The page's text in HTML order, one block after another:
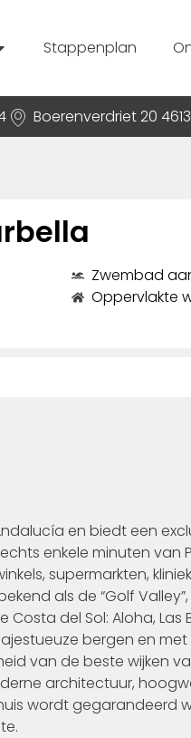
Stappenplan
Boerenverdriet 20
Zwembad
Oppervlakte
en biedt een
enkele minuten van
supermarkten,
als de “Golf
del Sol: Aloha, Las
bergen en
van de beste wijken
architectuur,
wordt gegarandeerd